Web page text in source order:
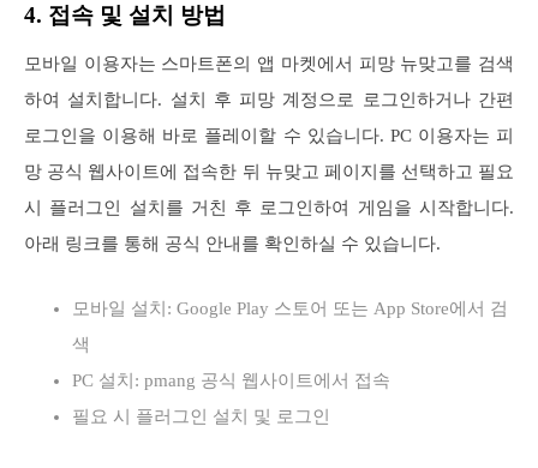
4. 접속 및 설치 방법
모바일 이용자는 스마트폰의 앱 마켓에서 피망 뉴맞고를 검색
하여 설치합니다. 설치 후 피망 계정으로 로그인하거나 간편
로그인을 이용해 바로 플레이할 수 있습니다. PC 이용자는 피
망 공식 웹사이트에 접속한 뒤 뉴맞고 페이지를 선택하고 필요
시 플러그인 설치를 거친 후 로그인하여 게임을 시작합니다.
아래 링크를 통해 공식 안내를 확인하실 수 있습니다.
모바일 설치: Google Play 스토어 또는 App Store에서 검
색
PC 설치: pmang 공식 웹사이트에서 접속
필요 시 플러그인 설치 및 로그인